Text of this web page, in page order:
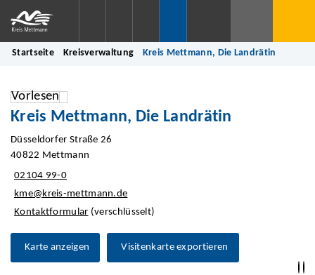
Startseite Kreisverwaltung Kreis Mettmann, Die Landrätin
Vorlesen
Kreis Mettmann, Die Landrätin
Düsseldorfer Straße 26
40822 Mettmann
02104 99-0
kme@kreis-mettmann.de
Kontaktformular (verschlüsselt)
Karte anzeigen Visitenkarte exportieren